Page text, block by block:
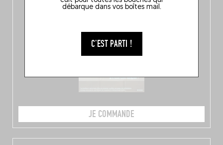
débarque dans vos boîtes mail.
C'EST PARTI !
JE COMMANDE